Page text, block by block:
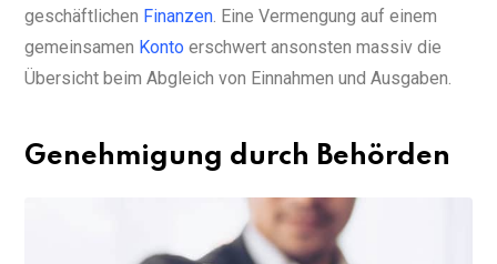
geschäftlichen Finanzen. Eine Vermengung auf einem
gemeinsamen Konto erschwert ansonsten massiv die
Übersicht beim Abgleich von Einnahmen und Ausgaben.
Genehmigung durch Behörden